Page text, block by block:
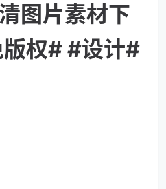
图片素材下
权# #设计#